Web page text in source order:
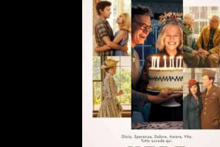
GUARDA IL TRAILER
VAI ALLA SCHEDA